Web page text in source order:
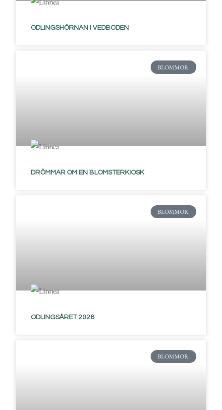
ODLINGSHÖRNAN I VEDBODEN
BLOMMOR
DRÖMMAR OM EN BLOMSTERKIOSK
BLOMMOR
ODLINGSÅRET 2026
BLOMMOR